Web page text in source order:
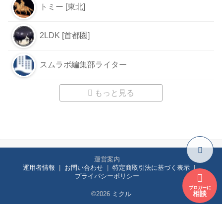
トミー [東北]
2LDK [首都圏]
スムラボ編集部ライター
もっと見る
ブロガーに
相談
運営案内
運用者情報
お問い合わせ
特定商取引法に基づく表示
プライバシーポリシー
©2026 ミクル